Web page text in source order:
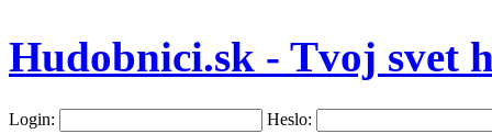
Hudobnici.sk - Tvoj svet
Login: Heslo: